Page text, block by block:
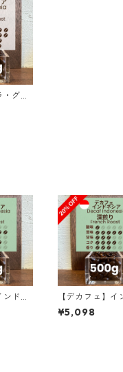
グラ
200
ンドネ
【デカフェ】イ
シア マンデリンG1 リ
ントン ラトゥ
¥5,098